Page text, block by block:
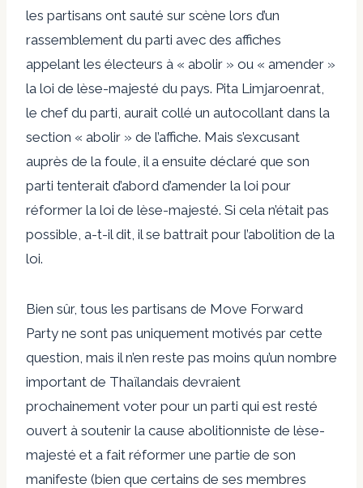
les partisans ont sauté sur scène lors d’un
rassemblement du parti avec des affiches
appelant les électeurs à « abolir » ou « amender »
la loi de lèse-majesté du pays. Pita Limjaroenrat,
le chef du parti, aurait collé un autocollant dans la
section « abolir » de l’affiche. Mais s’excusant
auprès de la foule, il a ensuite déclaré que son
parti tenterait d’abord d’amender la loi pour
réformer la loi de lèse-majesté. Si cela n’était pas
possible, a-t-il dit, il se battrait pour l’abolition de la
loi.
Bien sûr, tous les partisans de Move Forward
Party ne sont pas uniquement motivés par cette
question, mais il n’en reste pas moins qu’un nombre
important de Thaïlandais devraient
prochainement voter pour un parti qui est resté
ouvert à soutenir la cause abolitionniste de lèse-
majesté et a fait réformer une partie de son
manifeste (bien que certains de ses membres